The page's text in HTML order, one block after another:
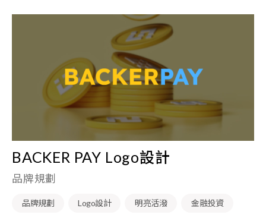
BACKER PAY Logo設計
品牌規劃
品牌規劃 Logo設計 明亮活潑 金融投資